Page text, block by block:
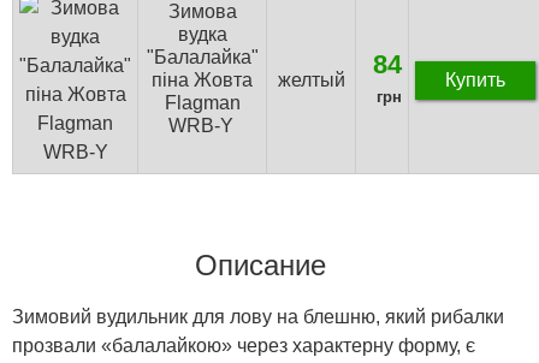
Зимова
вудка
"Балалайка"
піна Жовта
Flagman
WRB-Y
желтый
84
грн
Купить
Описание
Зимовий вудильник для лову на блешню, який рибалки
прозвали «балалайкою» через характерну форму, є